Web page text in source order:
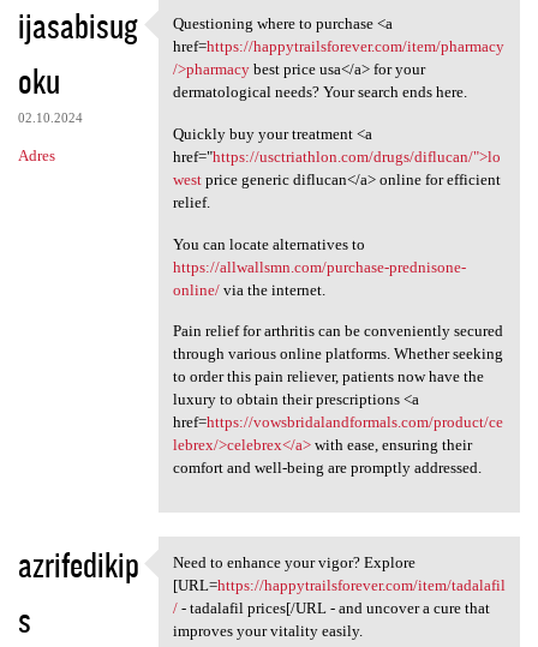
ijasabisug
oku
02.10.2024
Adres
Questioning where to purchase
Questioning where to purchase <a
href=https://happytrailsforever.com/item/pharmacy
/>pharmacybest price usa</a> for your
dermatological needs? Your search ends here.
Quickly buy your treatment <a
href="https://usctriathlon.com/drugs/diflucan/">lo
westprice generic diflucan</a> online for efficient
relief.
You can locate alternatives to
https://allwallsmn.com/purchase-prednisone-
online/via the internet.
Pain relief for arthritis can be conveniently secured
through various online platforms. Whether seeking
to order this pain reliever, patients now have the
luxury to obtain their prescriptions <a
href=https://vowsbridalandformals.com/product/ce
lebrex/>celebrex</a>with ease, ensuring their
comfort and well-being are promptly addressed.
azrifedikip
s
Need to enhance your vigor?
Need to enhance your vigor? Explore
[URL=https://happytrailsforever.com/item/tadalafil
/- tadalafil prices[/URL - and uncover a cure that
improves your vitality easily.